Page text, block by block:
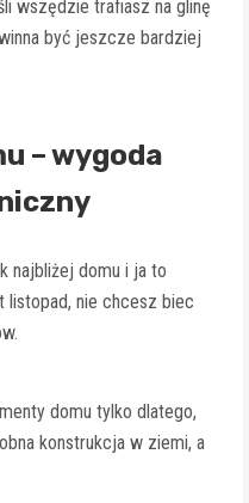
wszędzie trafiasz na glinę
być jeszcze bardziej
– wygoda
najbliżej domu i ja to
listopad, nie chcesz biec
domu tylko dlatego,
konstrukcja w ziemi, a